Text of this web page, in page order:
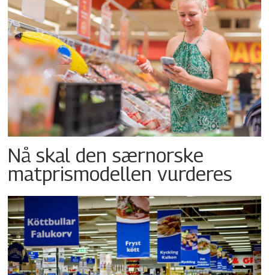
Nå skal den særnorske
matprismodellen vurderes